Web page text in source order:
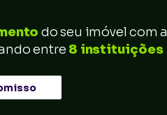
do seu imóvel com a
entre 8 instituições